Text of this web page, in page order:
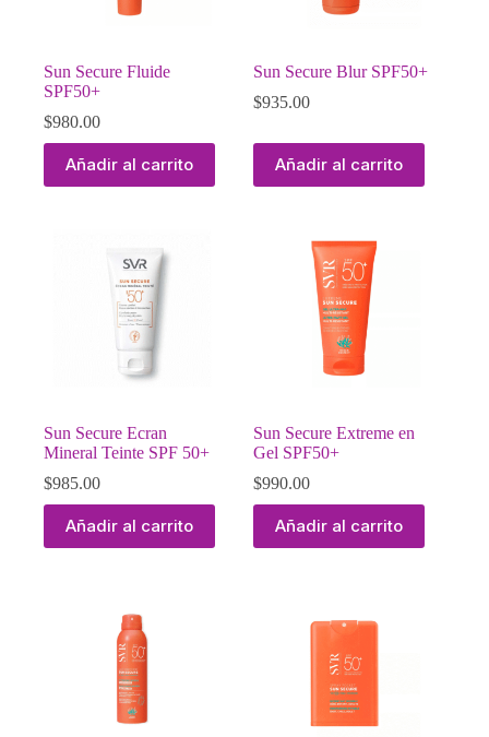
Sun Secure Fluide
SPF50+
$980.00
Añadir al carrito
Sun Secure Blur SPF50+
$935.00
Añadir al carrito
Sun Secure Ecran
Mineral Teinte SPF 50+
$985.00
Añadir al carrito
Sun Secure Extreme en
Gel SPF50+
$990.00
Añadir al carrito